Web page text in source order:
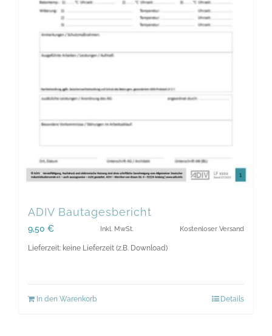
ADIV Bautagesbericht
9,50 € Inkl. MwSt. Kostenloser Versand
Lieferzeit: keine Lieferzeit (z.B. Download)
In den Warenkorb Details